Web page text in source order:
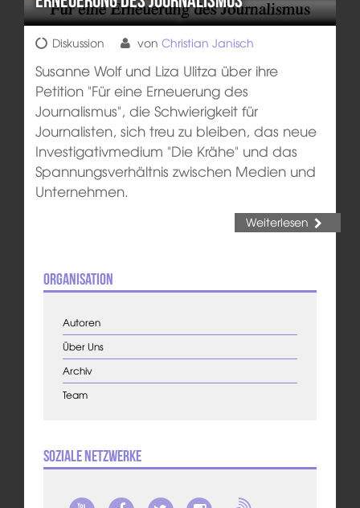
Diskussion von Christian Janisch
Susanne Wolf und Liza Ulitza über ihre
Petition "Für eine Erneuerung des
Journalismus", die Schwierigkeit für
Journalisten, sich treu zu bleiben, das neue
Investigativmedium "Die Krähe" und das
Spannungsverhältnis zwischen Medien und
Unternehmen.
Weiterlesen
Organisation
Autoren
Über Uns
Archiv
Team
Soziale Netzwerke